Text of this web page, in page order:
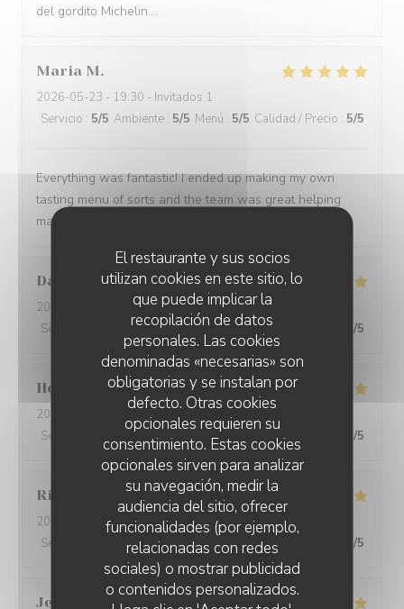
El restaurante y sus socios
utilizan cookies en este sitio, lo
que puede implicar la
recopilación de datos
personales. Las cookies
denominadas «necesarias» son
obligatorias y se instalan por
defecto. Otras cookies
opcionales requieren su
consentimiento. Estas cookies
opcionales sirven para analizar
su navegación, medir la
audiencia del sitio, ofrecer
funcionalidades (por ejemplo,
relacionadas con redes
sociales) o mostrar publicidad
o contenidos personalizados.
del gordito Michelin....
Maria M
2026-05-23 - 19:30 - Invitados 1
Servicio : 5/5 Ambiente : 5/5 Menú : 5/5 Calidad / Precio : 5/5
Everything was fantastic! I ended up making my own
tasting menu of sorts and the team was great helping
making a wine paring for each course.
David
2026-05-28
- 19:15 - Invitados 7
Servicio
Ambiente: 5/5 Menú: 5/5 Calidad / Precio /5
Ho Fung T
2026-05-24
- 19:30 - Invitados 2
Servicio
Ambiente Menú : Calidad / Precio /5
Riccardo
2026-05-25
- 21:45 - Invitados 2
Servicio
Ambiente: 4/5 Menú:5 /5 Calidad / Precio /5
Jenny